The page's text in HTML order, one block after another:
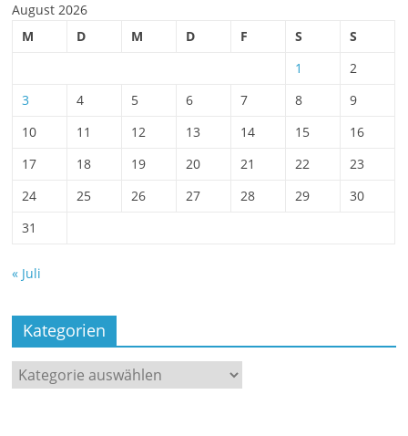
August 2026
M
D M D F S
S
1
2
3
4 5 6 7 8
9
10
11 12 13 14 15
16
17
18 19 20 21 22
23
24
25 26 27 28 29
30
31
« Juli
Kategorien
Kategorien